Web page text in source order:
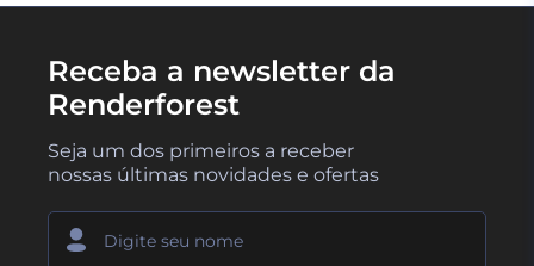
Receba a newsletter da
Renderforest
Seja um dos primeiros a receber
nossas últimas novidades e ofertas